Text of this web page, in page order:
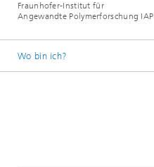
Fraunhofer-Institut für
Angewandte Polymerforschung IAP
Wo bin ich?